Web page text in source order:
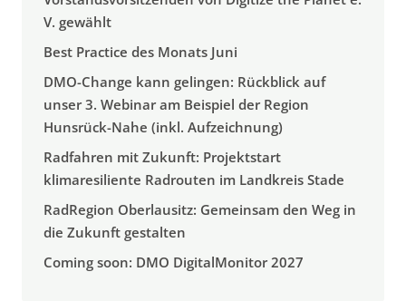
V. gewählt
Best Practice des Monats Juni
DMO-Change kann gelingen: Rückblick auf
unser 3. Webinar am Beispiel der Region
Hunsrück-Nahe (inkl. Aufzeichnung)
Radfahren mit Zukunft: Projektstart
klimaresiliente Radrouten im Landkreis Stade
RadRegion Oberlausitz: Gemeinsam den Weg in
die Zukunft gestalten
Coming soon: DMO DigitalMonitor 2027